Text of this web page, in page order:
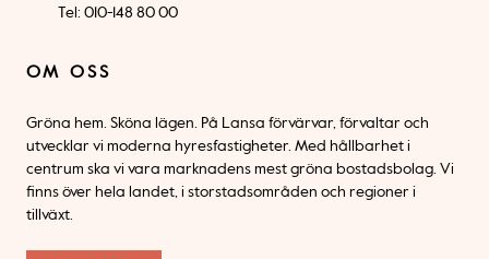
Tel: 010-148 80 00
OM OSS
Gröna hem. Sköna lägen. På Lansa förvärvar, förvaltar och
utvecklar vi moderna hyresfastigheter. Med hållbarhet i
centrum ska vi vara marknadens mest gröna bostadsbolag. Vi
finns över hela landet, i storstadsområden och regioner i
tillväxt.